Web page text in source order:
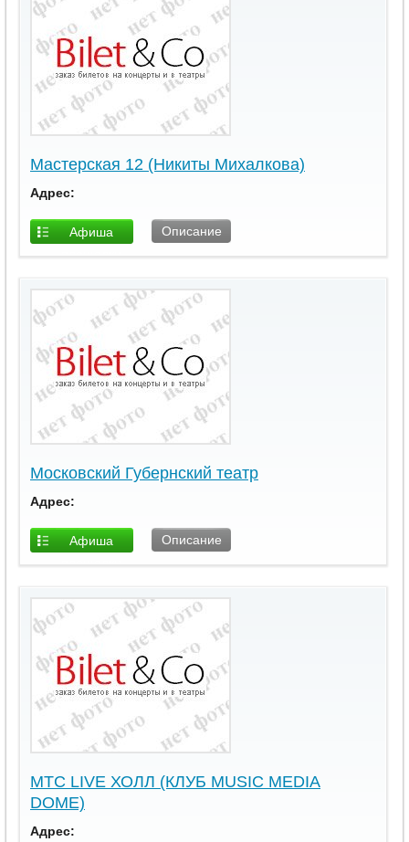
Мастерская 12 (Никиты Михалкова)
Адрес:
Афиша
площадки
Описание
Московский Губернский театр
Адрес:
Афиша
площадки
Описание
МТС LIVE ХОЛЛ (КЛУБ MUSIC MEDIA
DOME)
Адрес: